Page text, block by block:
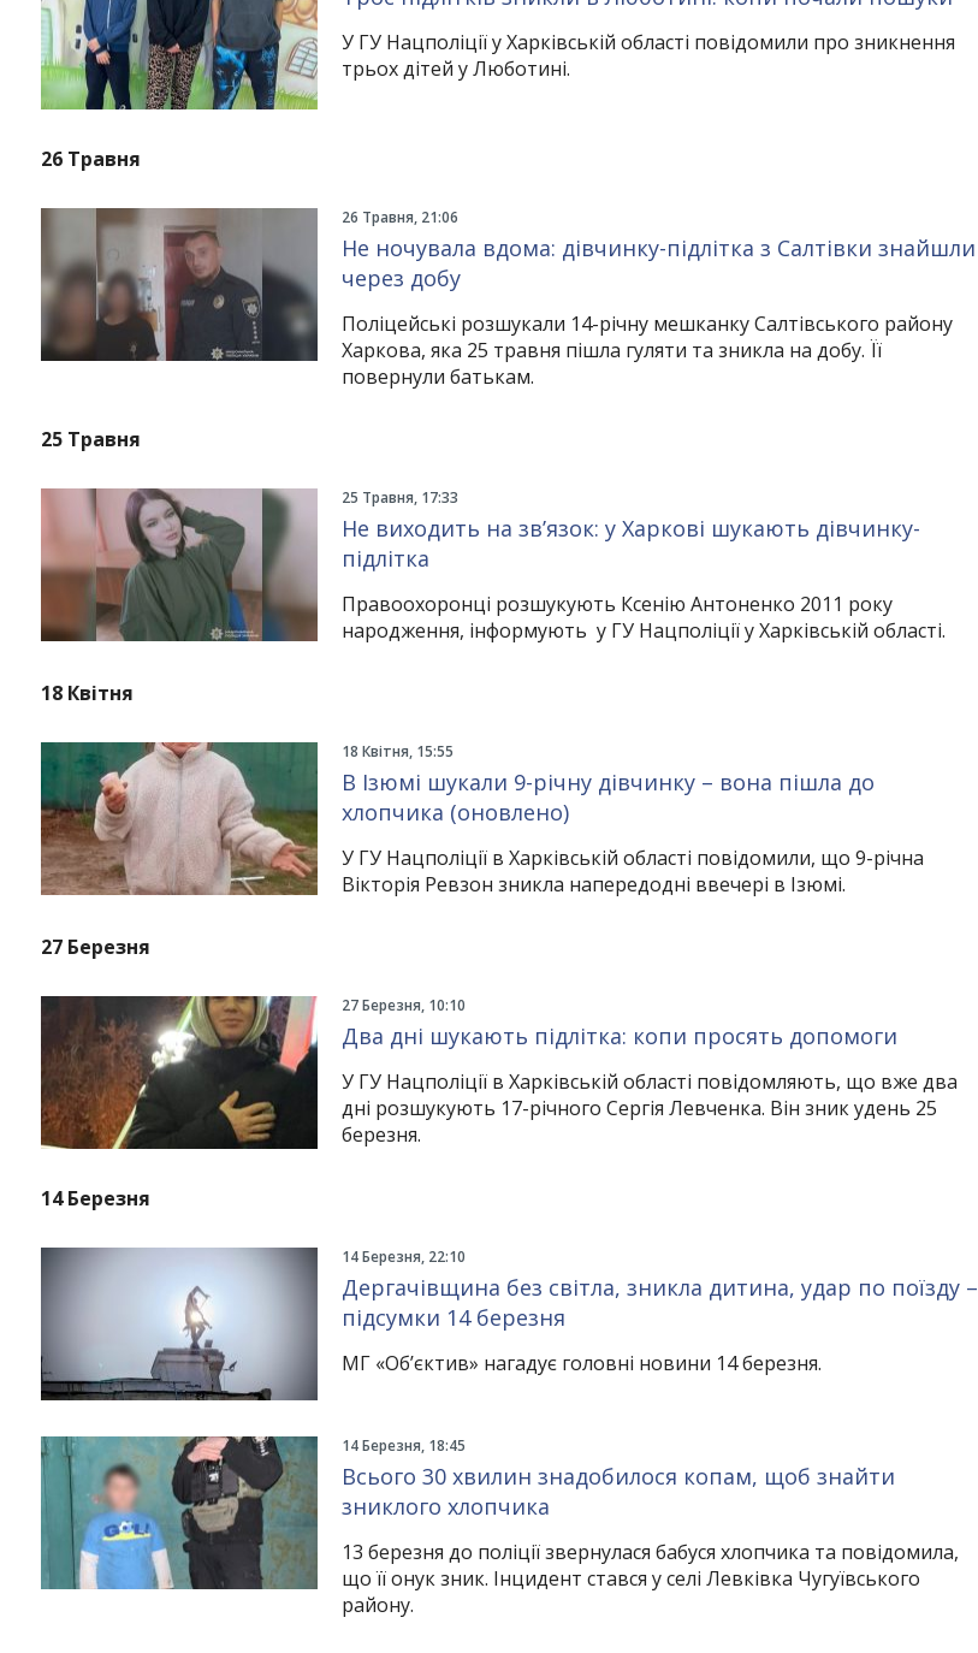
У ГУ Нацполіції у Харківській області повідомили про зникнення
трьох дітей у Люботині.
26 Травня
26 Травня, 21:06
Не ночувала вдома: дівчинку-підлітка з Салтівки знайшли
через добу
Поліцейські розшукали 14-річну мешканку Салтівського району
Харкова, яка 25 травня пішла гуляти та зникла на добу. Її
повернули батькам.
25 Травня
25 Травня, 17:33
Не виходить на зв’язок: у Харкові шукають дівчинку-
підлітка
Правоохоронці розшукують Ксенію Антоненко 2011 року
народження, інформують у ГУ Нацполіції у Харківській області.
18 Квітня
18 Квітня, 15:55
В Ізюмі шукали 9-річну дівчинку – вона пішла до
хлопчика (оновлено)
У ГУ Нацполіції в Харківській області повідомили, що 9-річна
Вікторія Ревзон зникла напередодні ввечері в Ізюмі.
27 Березня
27 Березня, 10:10
Два дні шукають підлітка: копи просять допомоги
У ГУ Нацполіції в Харківській області повідомляють, що вже два
дні розшукують 17-річного Сергія Левченка. Він зник удень 25
березня.
14 Березня
14 Березня, 22:10
Дергачівщина без світла, зникла дитина, удар по поїзду –
підсумки 14 березня
МГ «Об’єктив» нагадує головні новини 14 березня.
14 Березня, 18:45
Всього 30 хвилин знадобилося копам, щоб знайти
зниклого хлопчика
13 березня до поліції звернулася бабуся хлопчика та повідомила,
що її онук зник. Інцидент стався у селі Левківка Чугуївського
району.
TwitterYoutube